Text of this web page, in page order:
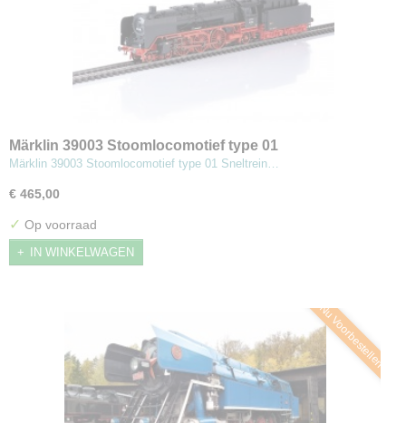
Märklin 39003 Stoomlocomotief type 01
Märklin 39003 Stoomlocomotief type 01 Sneltrein…
€ 465,00
✓ Op voorraad
IN WINKELWAGEN
Nu Voorbestellen